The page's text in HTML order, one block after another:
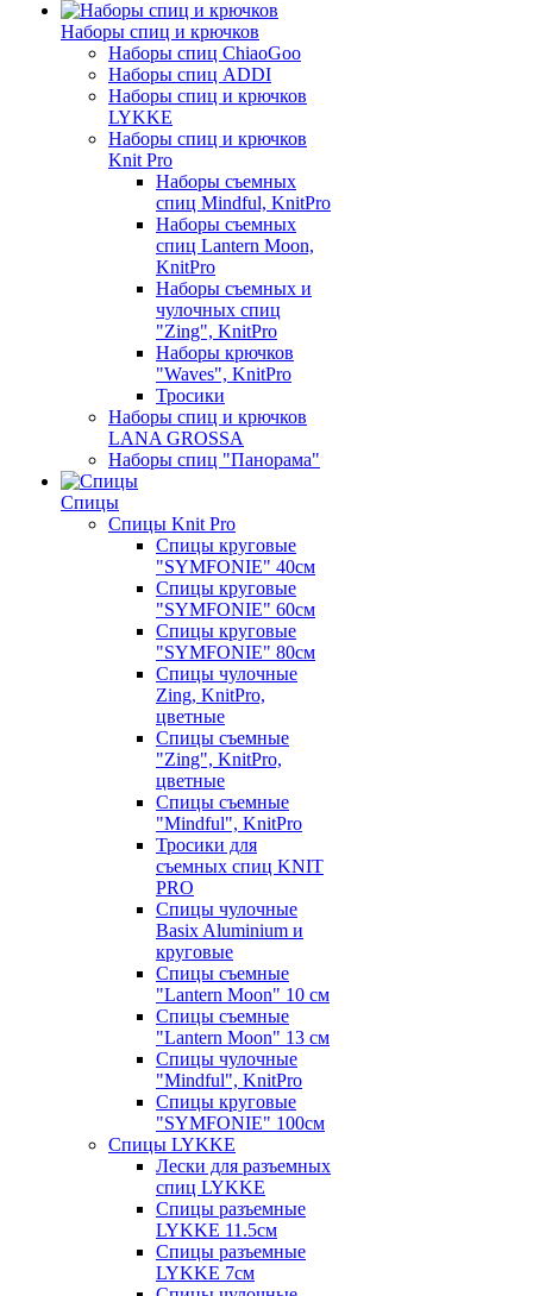
Наборы спиц и крючков
Наборы спиц ChiaoGoo
Наборы спиц ADDI
Наборы спиц и крючков
LYKKE
Наборы спиц и крючков
Knit Pro
Наборы съемных
спиц Mindful, KnitPro
Наборы съемных
спиц Lantern Moon,
KnitPro
Наборы съемных и
чулочных спиц
"Zing", KnitPro
Наборы крючков
"Waves", KnitPro
Тросики
Наборы спиц и крючков
LANA GROSSA
Наборы спиц "Панорама"
Спицы
Спицы Knit Pro
Спицы круговые
"SYMFONIE" 40см
Спицы круговые
"SYMFONIE" 60см
Спицы круговые
"SYMFONIE" 80см
Спицы чулочные
Zing, KnitPro,
цветные
Спицы съемные
"Zing", KnitPro,
цветные
Спицы съемные
"Mindful", KnitPro
Тросики для
съемных спиц KNIT
PRO
Спицы чулочные
Basix Aluminium и
круговые
Спицы съемные
"Lantern Moon" 10 см
Спицы съемные
"Lantern Moon" 13 см
Спицы чулочные
"Mindful", KnitPro
Спицы круговые
"SYMFONIE" 100см
Спицы LYKKE
Лески для разъемных
спиц LYKKE
Спицы разъемные
LYKKE 11.5см
Спицы разъемные
LYKKE 7см